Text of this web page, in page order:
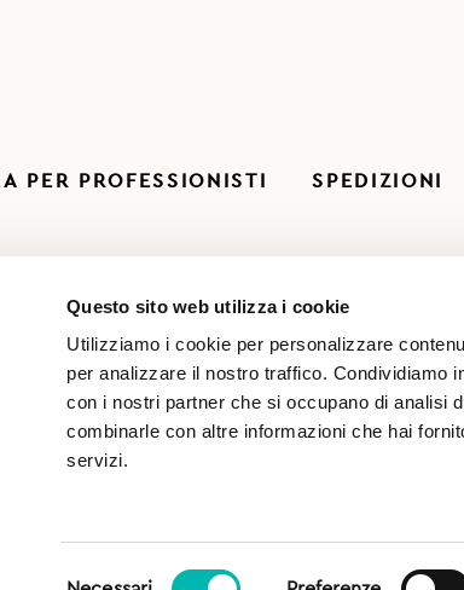
Questo sito web utilizza i cookie
Utilizziamo i cookie per personalizzare
per analizzare il nostro traffico. Condividiamo
con i nostri partner che si occupano di analisi
combinarle con altre informazioni che hai
servizi.
PER PROFESSIONISTI SPEDIZIONI